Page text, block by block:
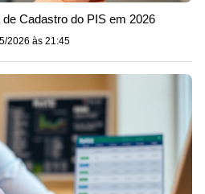
Cadastro do PIS em 2026
2026 às 21:45